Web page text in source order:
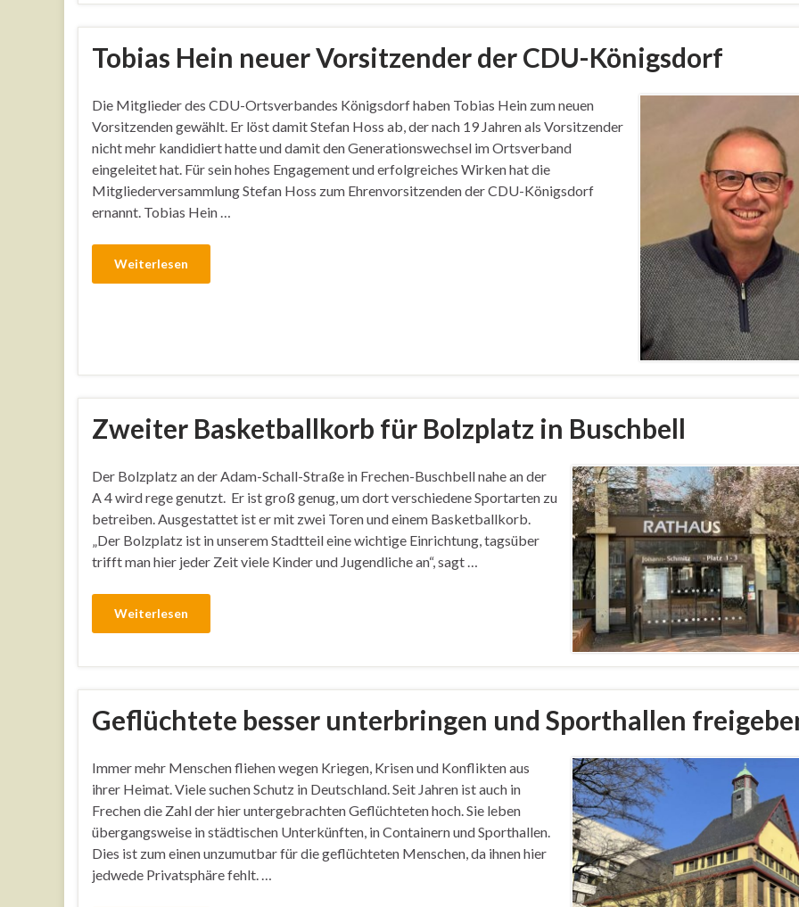
Tobias Hein neuer Vorsitzender der CDU-Königsdorf
Die Mitglieder des CDU-Ortsverbandes Königsdorf haben Tobias Hein zum neuen
Vorsitzenden gewählt. Er löst damit Stefan Hoss ab, der nach 19 Jahren als Vorsitzender
nicht mehr kandidiert hatte und damit den Generationswechsel im Ortsverband
eingeleitet hat. Für sein hohes Engagement und erfolgreiches Wirken hat die
Mitgliederversammlung Stefan Hoss zum Ehrenvorsitzenden der CDU-Königsdorf
ernannt. Tobias Hein …
Weiterlesen
Zweiter Basketballkorb für Bolzplatz in Buschbell
Der Bolzplatz an der Adam-Schall-Straße in Frechen-Buschbell nahe an der
A 4 wird rege genutzt. Er ist groß genug, um dort verschiedene Sportarten zu
betreiben. Ausgestattet ist er mit zwei Toren und einem Basketballkorb.
„Der Bolzplatz ist in unserem Stadtteil eine wichtige Einrichtung, tagsüber
trifft man hier jeder Zeit viele Kinder und Jugendliche an“, sagt …
Weiterlesen
Geflüchtete besser unterbringen und Sporthallen
Immer mehr Menschen fliehen wegen Kriegen, Krisen und Konflikten aus
ihrer Heimat. Viele suchen Schutz in Deutschland. Seit Jahren ist auch in
Frechen die Zahl der hier untergebrachten Geflüchteten hoch. Sie leben
übergangsweise in städtischen Unterkünften, in Containern und Sporthallen.
Dies ist zum einen unzumutbar für die geflüchteten Menschen, da ihnen hier
jedwede Privatsphäre fehlt. …